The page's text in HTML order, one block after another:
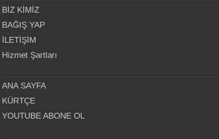
BİZ KİMİZ
BAĞIŞ YAP
İLETİŞİM
Hizmet Şartları
ANA SAYFA
KÜRTÇE
YOUTUBE ABONE OL